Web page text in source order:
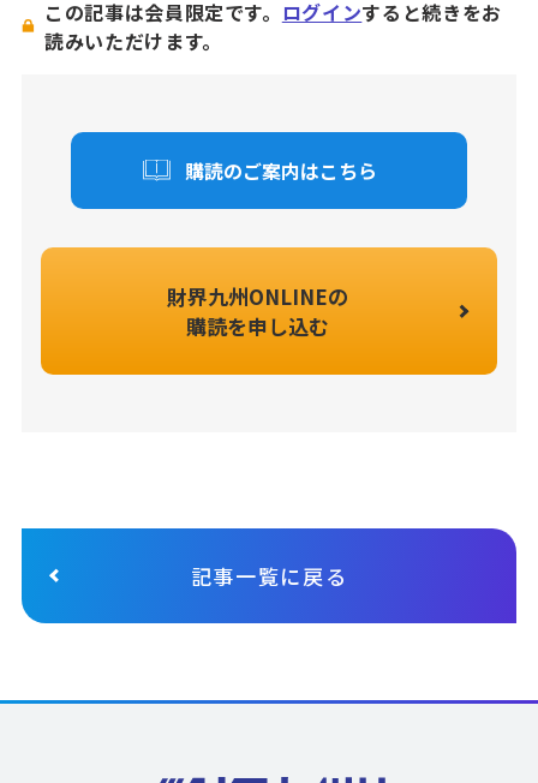
この記事は会員限定です。 ログインすると続きをお
読みいただけます。
購読のご案内はこちら
財界九州ONLINEの
購読を申し込む
記事一覧に戻る